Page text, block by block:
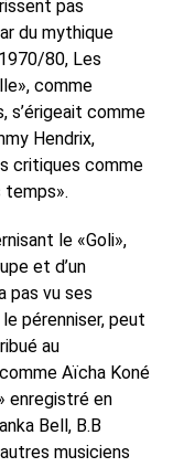
pas
du mythique
80, Les
comme
s’érigeait comme
Hendrix,
critiques comme
temps».
le «Goli»,
et d’un
pas vu ses
pérenniser, peut
au
Aïcha Koné
enregistré en
Bell, B.B
musiciens